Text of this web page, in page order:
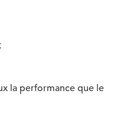
la performance que le